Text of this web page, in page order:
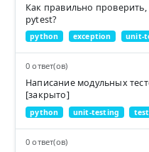
Как правильно
pytest?
python exception unit-
0 ответ(ов)
Написание модульных
[закрыто]
python unit-testing
0 ответ(ов)